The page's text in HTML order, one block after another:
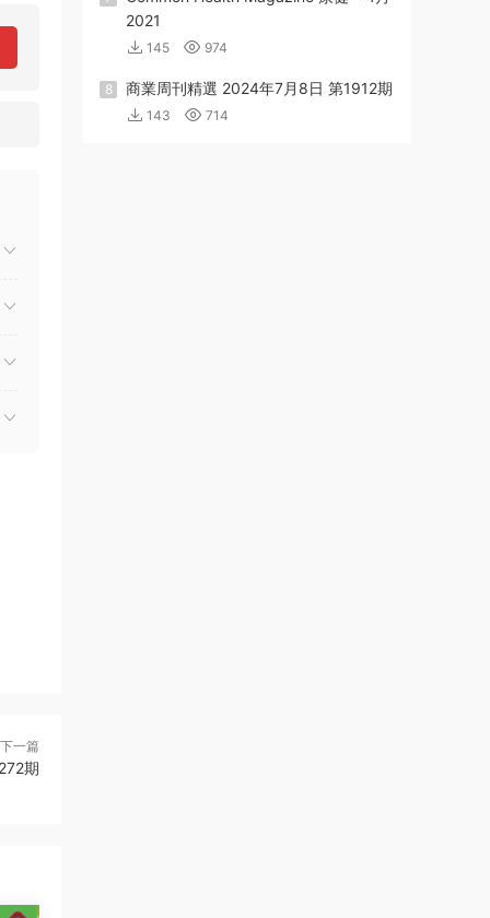
下一篇
期
2021
145 974
8 商業周刊精選 2024年7月8日 第1912期
143 714